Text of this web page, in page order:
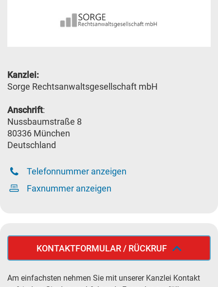
Kanzlei:
Sorge Rechtsanwaltsgesellschaft mbH
Anschrift:
Nussbaumstraße 8
80336 München
Deutschland
Telefonnummer anzeigen
Faxnummer anzeigen
KONTAKTFORMULAR / RÜCKRUF
Am einfachsten nehmen Sie mit unserer Kanzlei Kontakt